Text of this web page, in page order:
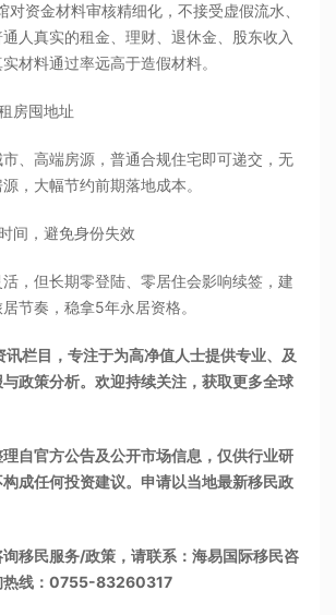
资金材料审核精细化，不接受虚假流水、
人真实的租金、理财、退休金、股东收入
材料通过率远高于造假材料。
房囤地址
、高端房源，普通合规住宅即可递交，无
，大幅节约前期落地成本。
间，避免身份失效
，但长期零登陆、零居住会影响续签，建
节奏，稳拿5年永居资格。
讯栏目，专注于为高净值人士提供专业、及
政策分析。欢迎持续关注，获取更多全球
自官方公告及公开市场信息，仅供行业研
成任何投资建议。申请以当地最新移民政
移民服务/政策，请联系：海易国际移民咨
热线：0755-83260317